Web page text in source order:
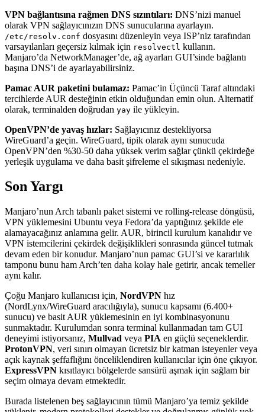
VPN bağlantısına rağmen DNS sızıntıları: DNS’nizi manuel
olarak VPN sağlayıcınızın DNS sunucularına ayarlayın.
/etc/resolv.conf dosyasını düzenleyin veya ISP’niz tarafından
varsayılanları geçersiz kılmak için resolvectl kullanın.
Manjaro’da NetworkManager’de, ağ ayarları GUI’sinde bağlantı
başına DNS’i de ayarlayabilirsiniz.
Pamac AUR paketini bulamaz: Pamac’in Üçüncü Taraf altındaki
tercihlerde AUR desteğinin etkin olduğundan emin olun. Alternatif
olarak, terminalden doğrudan yay ile yükleyin.
OpenVPN’de yavaş hızlar: Sağlayıcınız destekliyorsa
WireGuard’a geçin. WireGuard, tipik olarak aynı sunucuda
OpenVPN’den %30-50 daha yüksek verim sağlar çünkü çekirdeğe
yerleşik uygulama ve daha basit şifreleme el sıkışması nedeniyle.
Son Yargı
Manjaro’nun Arch tabanlı paket sistemi ve rolling-release döngüsü,
VPN yüklemesini Ubuntu veya Fedora’da yaptığınız şekilde ele
alamayacağınız anlamına gelir. AUR, birincil kurulum kanalıdır ve
VPN istemcilerini çekirdek değişiklikleri sonrasında güncel tutmak
devam eden bir konudur. Manjaro’nun pamac GUI’si ve kararlılık
tamponu bunu ham Arch’ten daha kolay hale getirir, ancak temeller
aynı kalır.
Çoğu Manjaro kullanıcısı için, NordVPN hız
(NordLynx/WireGuard aracılığıyla), sunucu kapsamı (6.400+
sunucu) ve basit AUR yüklemesinin en iyi kombinasyonunu
sunmaktadır. Kurulumdan sonra terminal kullanmadan tam GUI
deneyimi istiyorsanız, Mullvad veya PIA en güçlü seçeneklerdir.
ProtonVPN, veri sınırı olmayan ücretsiz bir katman isteyenler veya
açık kaynak şeffaflığını önceliklendiren kullanıcılar için öne çıkıyor.
ExpressVPN kısıtlayıcı bölgelerde sansürü aşmak için sağlam bir
seçim olmaya devam etmektedir.
Burada listelenen beş sağlayıcının tümü Manjaro’ya temiz şekilde